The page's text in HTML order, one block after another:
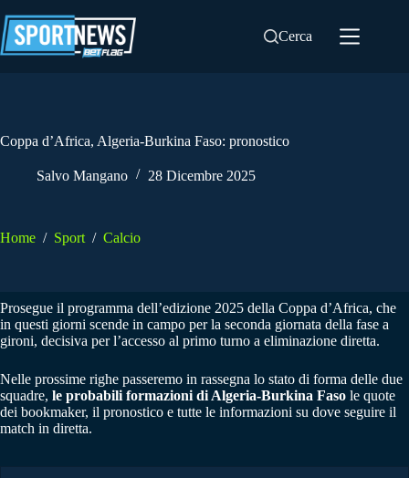
al
contenuto
Cerca
Coppa d’Africa, Algeria-Burkina Faso: pronostico
Salvo Mangano 28 Dicembre 2025
Home / Sport / Calcio
Prosegue il programma dell’edizione 2025 della Coppa d’Africa, che
in questi giorni scende in campo per la seconda giornata della fase a
gironi, decisiva per l’accesso al primo turno a eliminazione diretta.
Nelle prossime righe passeremo in rassegna lo stato di forma delle due
squadre, le probabili formazioni di Algeria-Burkina Faso le quote
dei bookmaker, il pronostico e tutte le informazioni su dove seguire il
match in diretta.